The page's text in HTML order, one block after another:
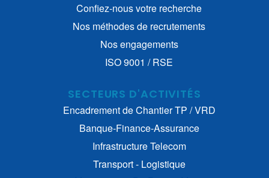
Confiez-nous votre recherche
Nos méthodes de recrutements
Nos engagements
ISO 9001 / RSE
SECTEURS D'ACTIVITÉS
Encadrement de Chantier TP / VRD
Banque-Finance-Assurance
Infrastructure Telecom
Transport - Logistique